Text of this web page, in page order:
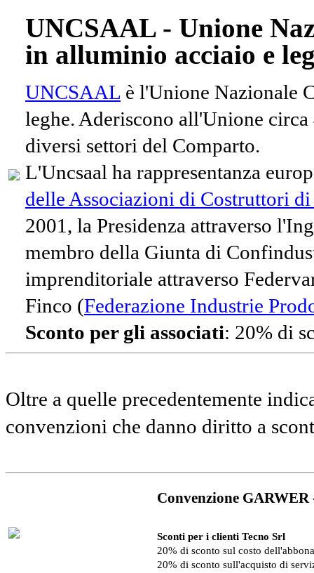
UNCSAAL - Unione
in alluminio acciaio e
UNCSAAL è l'Unione Nazionale
leghe. Aderiscono all'Unione
diversi settori del Comparto.
L'Uncsaal ha rappresentanza
delle Associazioni di Costruttori
2001, la Presidenza attraverso
membro della Giunta di
imprenditoriale attraverso
Finco (Federazione Industrie
Sconto per gli associati: 20% di
Oltre a quelle precedentemente
convenzioni che danno diritto a
Convenzione
Sconti per i clienti Tecno Srl
20% di sconto sul costo
20% di sconto sull'acquisto di